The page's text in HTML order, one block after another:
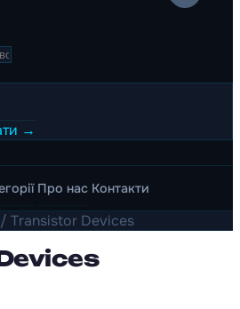
→
Про нас Контакти
/ Transistor Devices